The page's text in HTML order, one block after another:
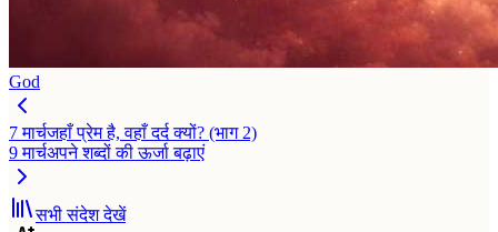
God
7 मार्चजहाँ प्रेम है, वहाँ दर्द क्यों? (भाग 2)
9 मार्चअपने शब्दों की ऊर्जा बढ़ाएं
सभी संदेश देखें